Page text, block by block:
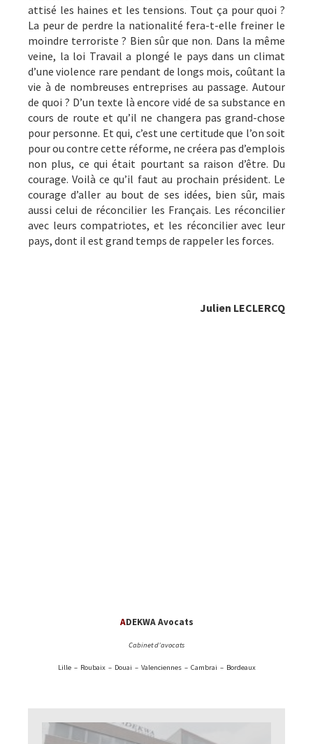
attisé les haines et les tensions. Tout ça pour quoi ?
La peur de perdre la nationalité fera-t-elle freiner le
moindre terroriste ? Bien sûr que non. Dans la même
veine, la loi Travail a plongé le pays dans un climat
d’une violence rare pendant de longs mois, coûtant la
vie à de nombreuses entreprises au passage. Autour
de quoi ? D’un texte là encore vidé de sa substance en
cours de route et qu’il ne changera pas grand-chose
pour personne. Et qui, c’est une certitude que l’on soit
pour ou contre cette réforme, ne créera pas d’emplois
non plus, ce qui était pourtant sa raison d’être. Du
courage. Voilà ce qu’il faut au prochain président. Le
courage d’aller au bout de ses idées, bien sûr, mais
aussi celui de réconcilier les Français. Les réconcilier
avec leurs compatriotes, et les réconcilier avec leur
pays, dont il est grand temps de rappeler les forces.
Julien LECLERCQ
ADEKWA Avocats
Cabinet d’avocats
Lille – Roubaix – Douai – Valenciennes – Cambrai – Bordeaux